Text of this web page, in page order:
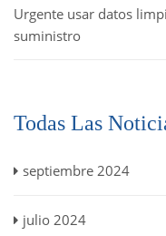
Urgente usar datos
suministro
Todas Las
septiembre 2024
julio 2024